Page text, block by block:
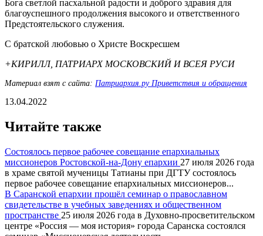
Бога светлой пасхальной радости и доброго здравия для
благоуспешного продолжения высокого и ответственного
Предстоятельского служения.
С братской любовью о Христе Воскресшем
+КИРИЛЛ, ПАТРИАРХ МОСКОВСКИЙ И ВСЕЯ РУСИ
Материал взят с сайта: Патриархия.ру Приветствия и обращения
13.04.2022
Читайте также
Состоялось первое рабочее совещание епархиальных
миссионеров Ростовской-на-Дону епархии 27 июля 2026 года
в храме святой мученицы Татианы при ДГТУ состоялось
первое рабочее совещание епархиальных миссионеров...
В Саранской епархии прошёл семинар о православном
свидетельстве в учебных заведениях и общественном
пространстве 25 июля 2026 года в Духовно-просветительском
центре «Россия — моя история» города Саранска состоялся